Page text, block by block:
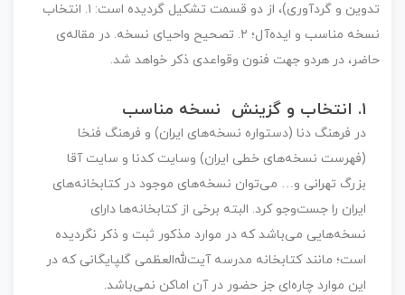
تدوین و گردآوری)، از دو قسمت تشکیل گردیده است: ۱. انتخاب
نسخه مناسب و ایده‌آل؛ ۲. تصحیح واحیای نسخه. در مقاله‌ی
حاضر، در هردو جهت فنون وقواعدی ذکر خواهد شد.
۱. انتخاب و گزینش نسخه مناسب
در فرهنگ دنا (دستواره نسخه‌های ایران) و فرهنگ فنخا
(فهرست نسخه‌های خطی ایران) وسایت کدنا و سایت آقا
بزرگ تهرانی و… می‌توان نسخه‌های موجود در کتابخانه‌های
ایران را جست‌وجو کرد. البته برخی از کتابخانه‌ها دارای
نسخه‌هایی می‌باشد که در موارد مذکور ثبت و ذکر نگردیده
است؛ مانند کتابخانه مدرسه آیت‌ﷲ‌العظمی گلپایگانی که در
این موارد چاره‌ای جز حضور در آن اماکن نمی‌باشد.